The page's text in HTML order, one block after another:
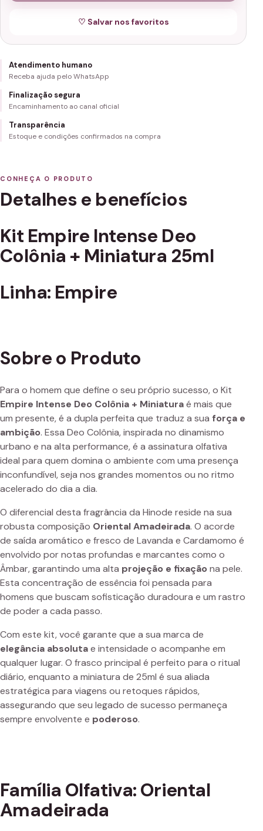
♡ Salvar nos favoritos
Atendimento humano
Receba ajuda pelo WhatsApp
Finalização segura
Encaminhamento ao canal oficial
Transparência
Estoque e condições confirmados na compra
CONHEÇA O PRODUTO
Detalhes e benefícios
Kit Empire Intense Deo
Colônia + Miniatura 25ml
Linha: Empire
Sobre o Produto
Para o homem que define o seu próprio sucesso, o Kit
Empire Intense Deo Colônia + Miniaturaé mais que
um presente, é a dupla perfeita que traduz a sua força e
ambição. Essa Deo Colônia, inspirada no dinamismo
urbano e na alta performance, é a assinatura olfativa
ideal para quem domina o ambiente com uma presença
inconfundível, seja nos grandes momentos ou no ritmo
acelerado do dia a dia.
O diferencial desta fragrância da Hinode reside na sua
robusta composição Oriental Amadeirada. O acorde
de saída aromático e fresco de Lavanda e Cardamomo é
envolvido por notas profundas e marcantes como o
Âmbar, garantindo uma alta projeção e fixação na pele.
Esta concentração de essência foi pensada para
homens que buscam sofisticação duradoura e um rastro
de poder a cada passo.
Com este kit, você garante que a sua marca de
elegância absolutae intensidade o acompanhe em
qualquer lugar. O frasco principal é perfeito para o ritual
diário, enquanto a miniatura de 25ml é sua aliada
estratégica para viagens ou retoques rápidos,
assegurando que seu legado de sucesso permaneça
sempre envolvente e poderoso.
Família Olfativa: Oriental
Amadeirada